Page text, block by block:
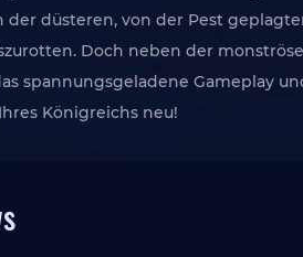
der düsteren, von der Pest
Doch neben der
spannungsgeladene Gameplay
Königreichs neu!